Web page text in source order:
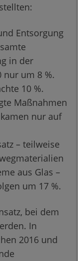
Entsorgung
in der
nur um 8 %.
10 %.
Maßnahmen
nur auf
– teilweise
aus Glas –
um 17 %.
bei dem
In
2016 und